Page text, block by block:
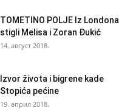
TOMETINO POLJE Iz Londona
stigli Melisa i Zoran Đukić
14. август 2018.
Izvor života i bigrene kade
Stopića pećine
19. април 2018.